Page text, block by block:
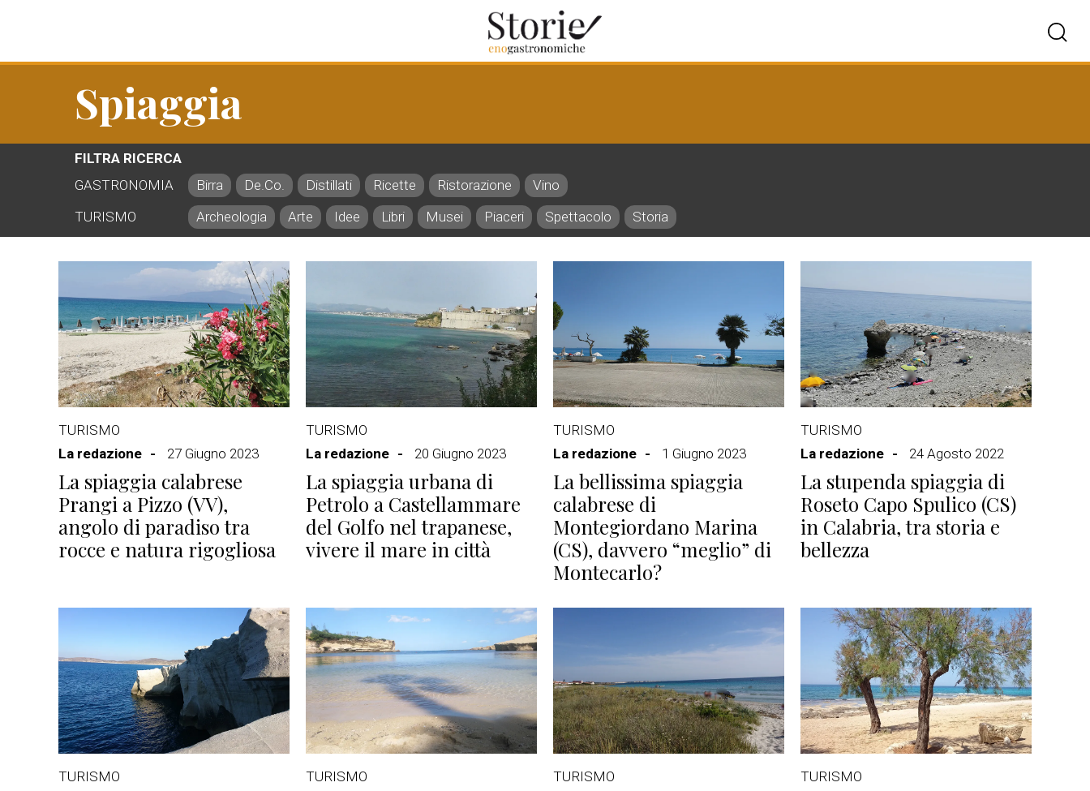
Spiaggia
FILTRA RICERCA
GASTRONOMIA
Birra De.Co. Distillati Ricette Ristorazione
Vino
TURISMO
Archeologia Arte Idee Libri Musei Piaceri Spettacolo Storia
TURISMO
La redazione
27 Giugno 2023
La spiaggia calabrese
Prangi a Pizzo (VV),
angolo di paradiso tra
rocce e natura rigogliosa
TURISMO
La redazione
20 Giugno 2023
La spiaggia urbana di
Petrolo a Castellammare
del Golfo nel trapanese,
vivere il mare in città
TURISMO
La redazione
1 Giugno 2023
La bellissima spiaggia
calabrese di
Montegiordano Marina
(CS), davvero “meglio” di
Montecarlo?
TURISMO
La redazione
24 Agosto 2022
La stupenda spiaggia di
Roseto Capo Spulico (CS)
in Calabria, tra storia e
bellezza
TURISMO
TURISMO
TURISMO
TURISMO